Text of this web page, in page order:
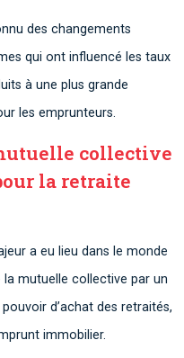
des changements
qui ont influencé les taux
à une plus grande
les emprunteurs.
collective
la retraite
a eu lieu dans le monde
la mutuelle collective par un
d’achat des retraités,
immobilier.